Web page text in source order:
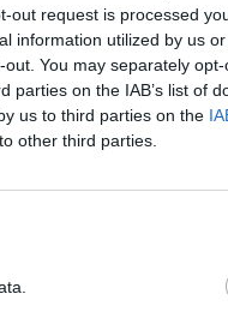
out request is processed
information utilized by us
You may separately
parties on the IAB’s list of
us to third parties on the
other third parties.